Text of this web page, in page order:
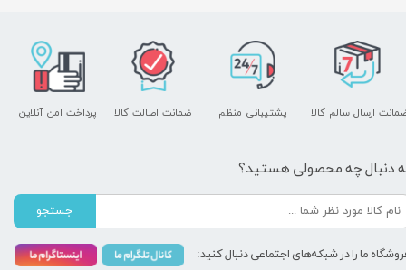
پشتیبانی منظم پرداخت امن آنلاین ارسال سالم کالا ضمانت اصالت کالا
دنبال چه محصولی هستید؟
جستجو
ما را در شبکه‌های اجتماعی دنبال کنید: